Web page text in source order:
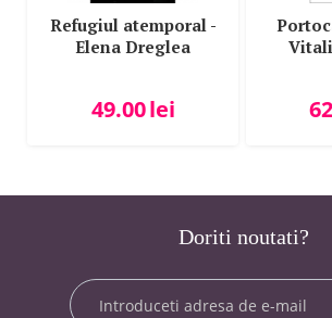
Refugiul atemporal -
Elena Dreglea
49.00lei
Doriti noutati?